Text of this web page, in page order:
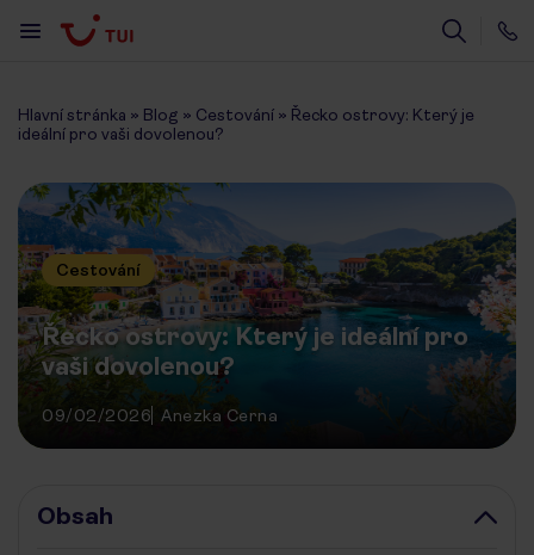
Hlavní stránka » Blog » Cestování » Řecko ostrovy: Který je
ideální pro vaši dovolenou?
Cestování
Řecko ostrovy: Který je ideální pro
vaši dovolenou?
09/02/2026 Anezka Cerna
Obsah